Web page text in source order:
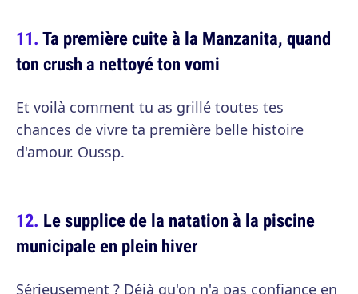
Ta première cuite à la Manzanita, quand
ton crush a nettoyé ton vomi
Et voilà comment tu as grillé toutes tes
chances de vivre ta première belle histoire
d'amour. Oussp.
Le supplice de la natation à la piscine
municipale en plein hiver
Sérieusement ? Déjà qu'on n'a pas confiance en